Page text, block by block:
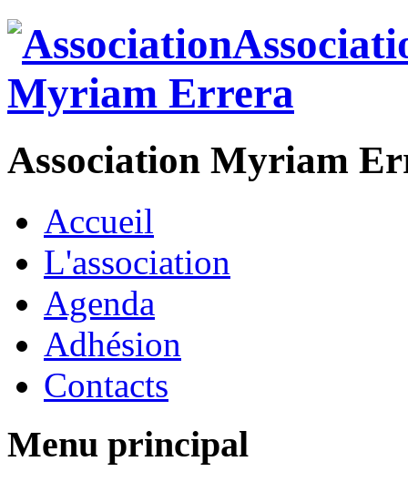
Association Myriam
Accueil
L'association
Agenda
Adhésion
Contacts
Menu principal